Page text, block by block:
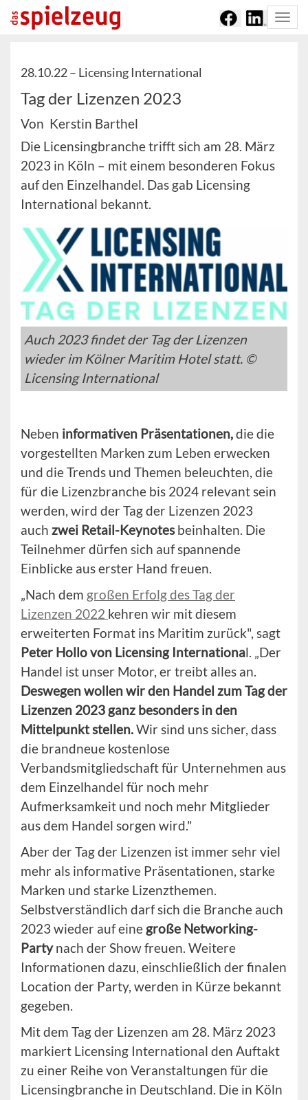
28.10.22 – Licensing International
Tag der Lizenzen 2023
Von Kerstin Barthel
Die Licensingbranche trifft sich am 28. März
2023 in Köln – mit einem besonderen Fokus
auf den Einzelhandel. Das gab Licensing
International bekannt.
Auch 2023 findet der Tag der Lizenzen
wieder im Kölner Maritim Hotel statt. ©
Licensing International
Neben informativen Präsentationen,die die
vorgestellten Marken zum Leben erwecken
und die Trends und Themen beleuchten, die
für die Lizenzbranche bis 2024 relevant sein
werden, wird der Tag der Lizenzen 2023
auch zwei Retail-Keynotesbeinhalten. Die
Teilnehmer dürfen sich auf spannende
Einblicke aus erster Hand freuen.
„Nach dem großen Erfolg des Tag der
Lizenzen 2022 kehren wir mit diesem
erweiterten Format ins Maritim zurück", sagt
Peter Hollo von Licensing International. „Der
Handel ist unser Motor, er treibt alles an.
Deswegen wollen wir den Handel zum Tag der
Lizenzen 2023 ganz besonders in den
Mittelpunkt stellen.Wir sind uns sicher, dass
die brandneue kostenlose
Verbandsmitgliedschaft für Unternehmen aus
dem Einzelhandel für noch mehr
Aufmerksamkeit und noch mehr Mitglieder
aus dem Handel sorgen wird."
Aber der Tag der Lizenzen ist immer sehr viel
mehr als informative Präsentationen, starke
Marken und starke Lizenzthemen.
Selbstverständlich darf sich die Branche auch
2023 wieder auf einegroße Networking-
Partynach der Show freuen. Weitere
Informationen dazu, einschließlich der finalen
Location der Party, werden in Kürze bekannt
gegeben.
Mit dem Tag der Lizenzen am 28. März 2023
markiert Licensing International den Auftakt
zu einer Reihe von Veranstaltungen für die
Licensingbranche in Deutschland. Die in Köln